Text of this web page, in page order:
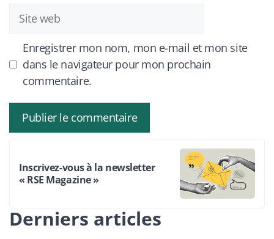
Site
web
Enregistrer mon nom, mon e-mail et mon site
dans le navigateur pour mon prochain
commentaire.
Inscrivez-vous à la newsletter
« RSE Magazine »
Derniers articles